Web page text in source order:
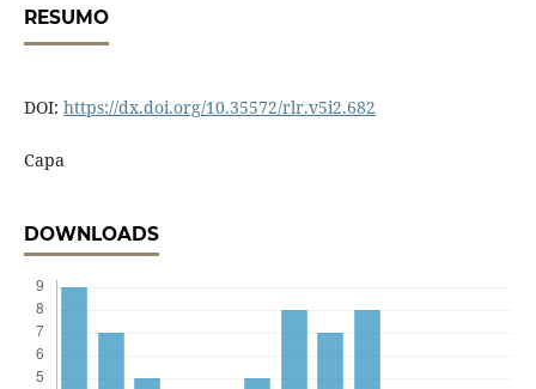
RESUMO
DOI: https://dx.doi.org/10.35572/rlr.v5i2.682
Capa
DOWNLOADS